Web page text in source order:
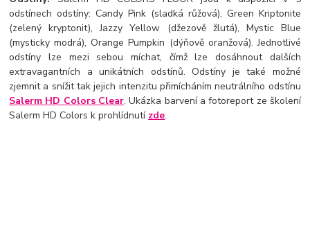
odstínech odstíny: Candy Pink (sladká růžová), Green Kriptonite
(zelený kryptonit), Jazzy Yellow (džezově žlutá), Mystic Blue
(mysticky modrá), Orange Pumpkin (dýňově oranžová). Jednotlivé
odstíny lze mezi sebou míchat, čímž lze dosáhnout dalších
extravagantních a unikátních odstínů. Odstíny je také možné
zjemnit a snížit tak jejich intenzitu přimícháním neutrálního odstínu
Salerm HD Colors Clear. Ukázka barvení a fotoreport ze školení
Salerm HD Colors k prohlídnutí zde.